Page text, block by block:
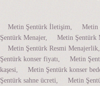
Metin Şentürk İletişim, Metin
Şentürk Menajer, Metin
Metin Şentürk Resmi
Şentürk konser fiyatı, Metin
kaşesi, Metin Şentürk konser
Şentürk sahne ücreti, Metin